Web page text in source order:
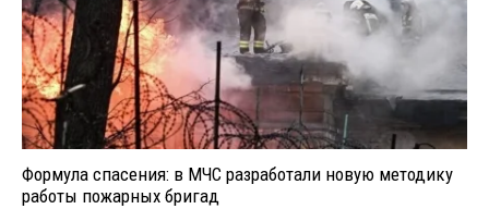
Формула спасения: в МЧС разработали новую методику
работы пожарных бригад